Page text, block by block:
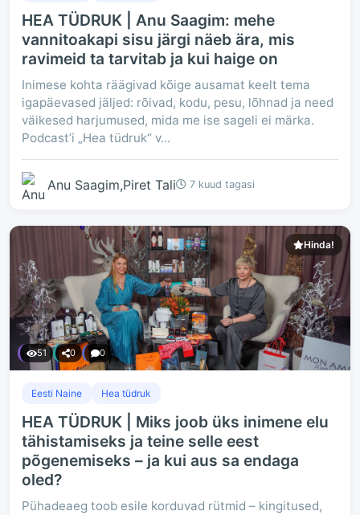
HEA TÜDRUK | Anu Saagim: mehe
vannitoakapi sisu järgi näeb ära, mis
ravimeid ta tarvitab ja kui haige on
Inimese kohta räägivad kõige ausamat keelt tema
igapäevased jäljed: rõivad, kodu, pesu, lõhnad ja need
väikesed harjumused, mida me ise sageli ei märka.
Podcast’i „Hea tüdruk“ v...
Anu Saagim,Piret Tali 7 kuud tagasi
Hinda!
51 0 0
Eesti Naine Hea tüdruk
HEA TÜDRUK | Miks joob üks inimene elu
tähistamiseks ja teine selle eest
põgenemiseks – ja kui aus sa endaga
oled?
Pühadeaeg toob esile korduvad rütmid – kingitused,